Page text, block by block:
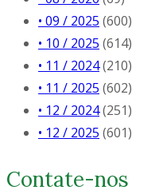
• 09 / 2025 (600)
• 10 / 2025 (614)
• 11 / 2024(210)
• 11 / 2025 (602)
• 12 / 2024(251)
• 12 / 2025 (601)
Contate-nos